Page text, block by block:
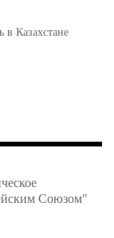
в Казахстане
Союзом"